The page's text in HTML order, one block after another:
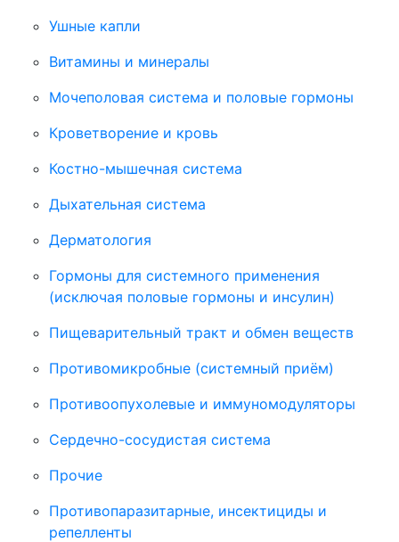
Ушные капли
Витамины и минералы
Мочеполовая система и половые гормоны
Кроветворение и кровь
Костно-мышечная система
Дыхательная система
Дерматология
Гормоны для системного применения
(исключая половые гормоны и инсулин)
Пищеварительный тракт и обмен веществ
Противомикробные (системный приём)
Противоопухолевые и иммуномодуляторы
Сердечно-сосудистая система
Прочие
Противопаразитарные, инсектициды и
репелленты